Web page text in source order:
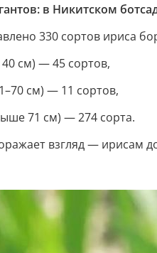
в Никитском
330 сортов ириса
см) — 45 сортов,
см) — 11 сортов,
71 см) — 274 сорта.
взгляд — ирисам